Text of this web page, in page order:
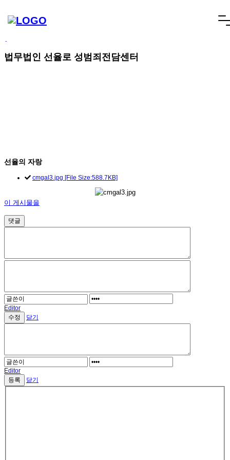
빠른상담 1670-6681
메
건
너
뛰
SCROLL DOWN
법무법인 선율로 성범죄전담센터
선율의 자랑
cmgal3.jpg [File Size:588.7KB]
이 게시물을
댓글
Editor
닫기
Editor
닫기